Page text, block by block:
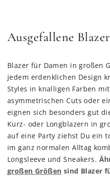
Ausgefallene
Blazer für Damen in großen
jedem erdenklichen Design
Styles in knalligen Farben
asymmetrischen Cuts oder
eignen sich besonders gut
Kurz- oder Longblazern in
auf eine Party ziehst Du ein
im ganz normalen Alltag
Longsleeve und Sneakers.
großen Größen sind Blazer